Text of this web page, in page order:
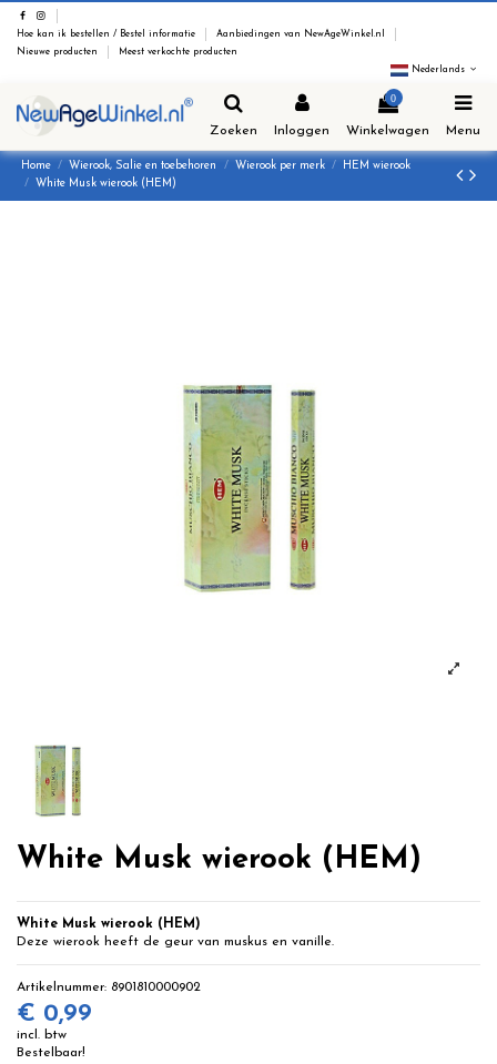
Hoe kan ik bestellen / Bestel informatie
Aanbiedingen van NewAgeWinkel.nl
Nieuwe producten
Meest verkochte producten
Nederlands
Zoeken Inloggen
0
Winkelwagen Menu
Home Wierook, Salie en toebehoren Wierook per merk
HEM wierook
White Musk wierook (HEM)
White Musk wierook (HEM)
White Musk wierook (HEM)
Deze wierook heeft de geur van muskus en vanille.
Artikelnummer: 8901810000902
€ 0,99
incl. btw
Bestelbaar!